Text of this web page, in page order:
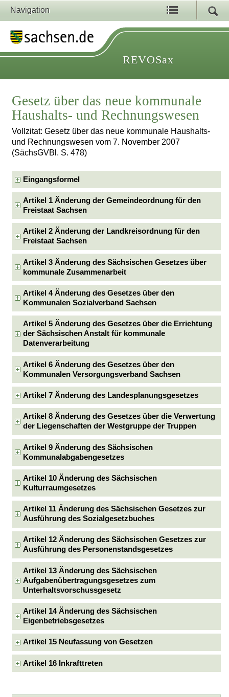
Navigation
REVOSax
Gesetz über das neue kommunale
Haushalts- und Rechnungswesen
Vollzitat: Gesetz über das neue kommunale Haushalts-
und Rechnungswesen vom 7. November 2007
(SächsGVBl. S. 478)
Eingangsformel
Artikel 1 Änderung der Gemeindeordnung für den
Freistaat Sachsen
Artikel 2 Änderung der Landkreisordnung für den
Freistaat Sachsen
Artikel 3 Änderung des Sächsischen Gesetzes über
kommunale Zusammenarbeit
Artikel 4 Änderung des Gesetzes über den
Kommunalen Sozialverband Sachsen
Artikel 5 Änderung des Gesetzes über die Errichtung
der Sächsischen Anstalt für kommunale
Datenverarbeitung
Artikel 6 Änderung des Gesetzes über den
Kommunalen Versorgungsverband Sachsen
Artikel 7 Änderung des Landesplanungsgesetzes
Artikel 8 Änderung des Gesetzes über die Verwertung
der Liegenschaften der Westgruppe der Truppen
Artikel 9 Änderung des Sächsischen
Kommunalabgabengesetzes
Artikel 10 Änderung des Sächsischen
Kulturraumgesetzes
Artikel 11 Änderung des Sächsischen Gesetzes zur
Ausführung des Sozialgesetzbuches
Artikel 12 Änderung des Sächsischen Gesetzes zur
Ausführung des Personenstandsgesetzes
Artikel 13 Änderung des Sächsischen
Aufgabenübertragungsgesetzes zum
Unterhaltsvorschussgesetz
Artikel 14 Änderung des Sächsischen
Eigenbetriebsgesetzes
Artikel 15 Neufassung von Gesetzen
Artikel 16 Inkrafttreten